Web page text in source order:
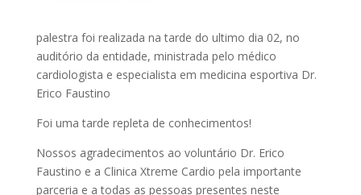
palestra foi realizada na tarde do ultimo dia 02, no
auditório da entidade, ministrada pelo médico
cardiologista e especialista em medicina esportiva Dr.
Erico Faustino
Foi uma tarde repleta de conhecimentos!
Nossos agradecimentos ao voluntário Dr. Erico
Faustino e a Clinica Xtreme Cardio pela importante
parceria e a todas as pessoas presentes neste